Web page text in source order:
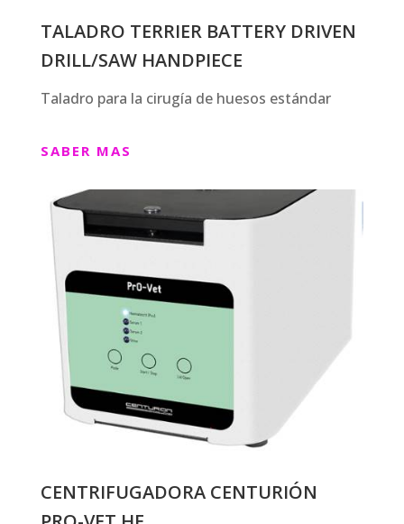
TALADRO TERRIER BATTERY DRIVEN
DRILL/SAW HANDPIECE
Taladro para la cirugía de huesos estándar
SABER MAS
CENTRIFUGADORA CENTURIÓN